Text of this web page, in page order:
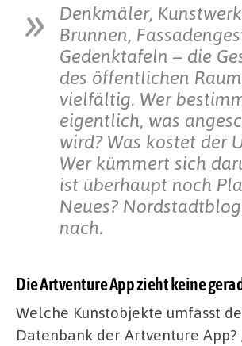
Denkmäler,
Brunnen,
Gedenktafeln – die
des öffentlichen
vielfältig. Wer
eigentlich, was
wird? Was kostet der
Wer kümmert sich
ist überhaupt noch
Neues?
nach.
Die Artventure App zieht keine
Welche Kunstobjekte umfasst
Datenbank der Artventure App?